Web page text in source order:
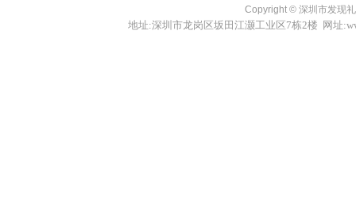
Copyright © 深圳市发现
地址:深圳市龙岗区坂田江灏工业区7栋2楼 网址